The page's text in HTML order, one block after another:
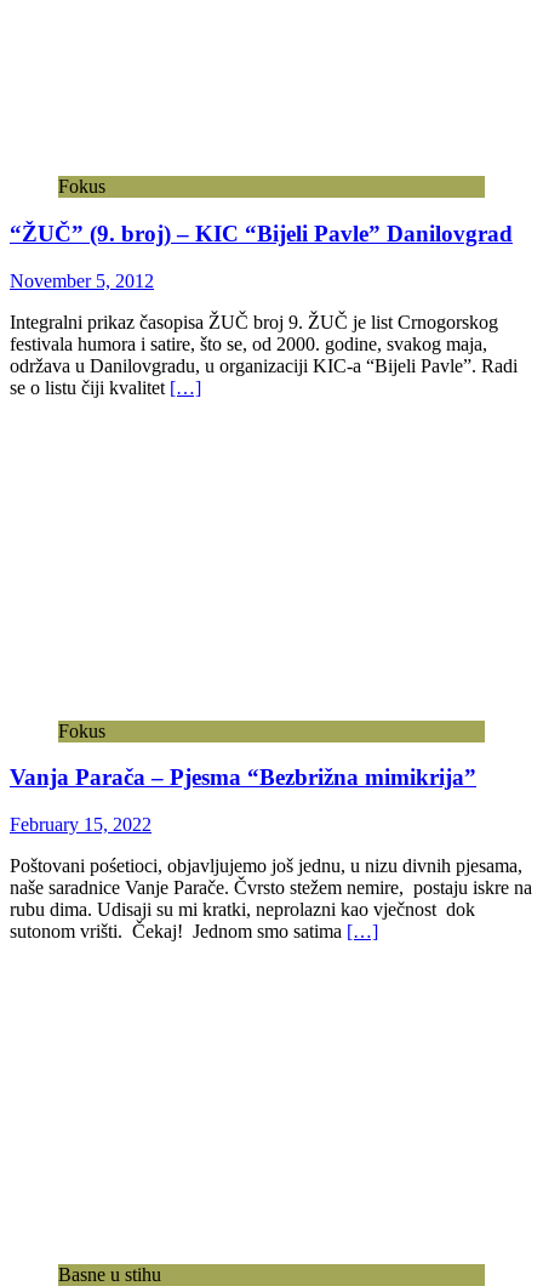
Fokus
“ŽUČ” (9. broj) – KIC “Bijeli Pavle” Danilovgrad
November 5, 2012
Integralni prikaz časopisa ŽUČ broj 9. ŽUČ je list Crnogorskog
festivala humora i satire, što se, od 2000. godine, svakog maja,
održava u Danilovgradu, u organizaciji KIC-a “Bijeli Pavle”. Radi
se o listu čiji kvalitet […]
Fokus
Vanja Parača – Pjesma “Bezbrižna mimikrija”
February 15, 2022
Poštovani pośetioci, objavljujemo još jednu, u nizu divnih pjesama,
naše saradnice Vanje Parače. Čvrsto stežem nemire, postaju iskre na
rubu dima. Udisaji su mi kratki, neprolazni kao vječnost dok
sutonom vrišti. Čekaj! Jednom smo satima […]
Basne u stihu